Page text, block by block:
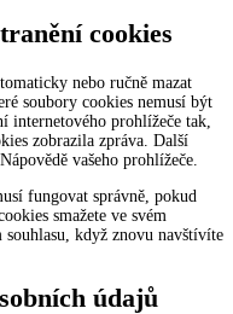
cookies
nebo ručně mazat
soubory cookies nemusí být
internetového prohlížeče tak,
zobrazila zpráva. Další
vašeho prohlížeče.
fungovat správně, pokud
smažete ve svém
když znovu navštívíte
údajů